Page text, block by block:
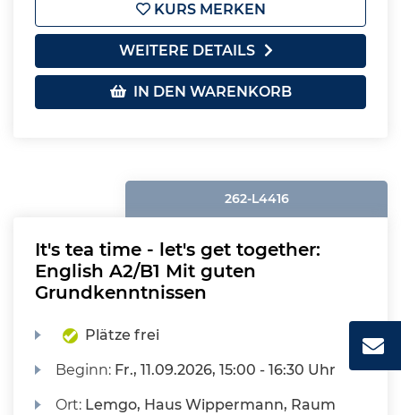
KURS MERKEN
WEITERE DETAILS
IN DEN WARENKORB
262-L4416
It's tea time - let's get together:
English A2/B1 Mit guten
Grundkenntnissen
Plätze frei
Beginn: Fr., 11.09.2026, 15:00 - 16:30 Uhr
Ort: Lemgo, Haus Wippermann, Raum